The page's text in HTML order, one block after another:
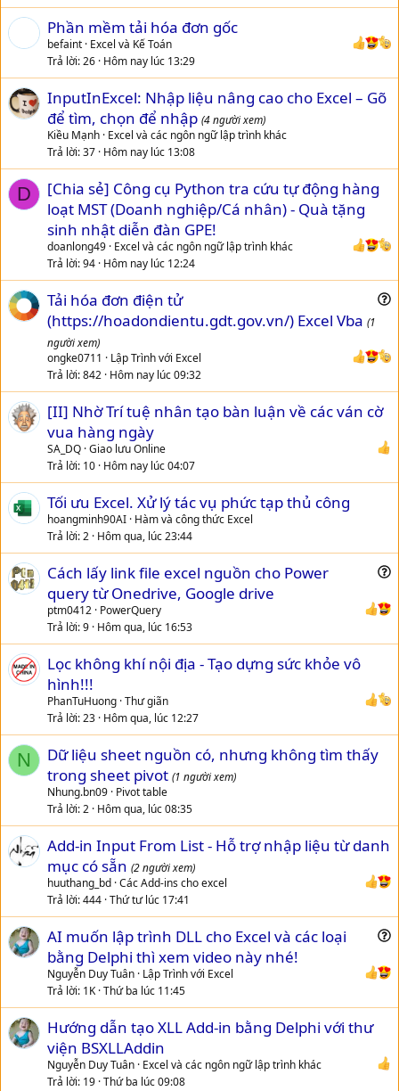
Phần mềm tải hóa đơn gốc
befaint Excel và Kế Toán
Trả lời 26 Hôm nay lúc 13:29
InputInExcel: Nhập liệu nâng cao cho Excel – Gõ
để tìm, chọn để nhập (4 người xem)
Kiều Mạnh Excel và các ngôn ngữ lập trình khác
Trả lời 37 Hôm nay lúc 13:08
D
[Chia sẻ] Công cụ Python tra cứu tự động hàng
loạt MST (Doanh nghiệp/Cá nhân) - Quà tặng
sinh nhật diễn đàn GPE!
doanlong49 Excel và các ngôn ngữ lập trình khác
Trả lời 94 Hôm nay lúc 12:24
s
i
Tải hóa đơn điện tử
(https://hoadondientu.gdt.gov.vn/) Excel Vba (1
người xem)
ongke0711
Lập Trình với Excel
Trả lời 842 Hôm nay lúc 09:32
[II] Nhờ Trí tuệ nhân tạo bàn luận về các ván cờ
vua hàng ngày
SA_DQ Giao lưu Online
Trả lời 10 Hôm nay lúc 04:07
Tối ưu Excel. Xử lý tác vụ phức tạp thủ công
hoangminh90AI Hàm và công thức Excel
Trả lời 2 Hôm qua, lúc 23:44
e
t
n
Cách lấy link file excel nguồn cho Power
query từ Onedrive, Google drive
ptm0412 PowerQuery
Trả lời 9 Hôm qua, lúc 16:53
Lọc không khí nội địa - Tạo dựng sức khỏe vô
hình!!!
PhanTuHuong Thư giãn
Trả lời 23 Hôm qua, lúc 12:27
N
Dữ liệu sheet nguồn có, nhưng không tìm thấy
trong sheet pivot (1 người xem)
Nhung.bn09 Pivot table
Trả lời 2 Hôm qua, lúc 08:35
Add-in Input From List - Hỗ trợ nhập liệu từ danh
mục có sẵn (2 người xem)
huuthang_bd Các Add-ins cho excel
Trả lời 444 Thứ tư lúc 17:41
e
t
AI muốn lập trình DLL cho Excel và các loại
bằng Delphi thì xem video này nhé!
Nguyễn Duy Tuân Lập Trình với Excel
Trả lời 1K Thứ ba lúc 11:45
Hướng dẫn tạo XLL Add-in bằng Delphi với thư
viện BSXLLAddin
Nguyễn Duy Tuân Excel và các ngôn ngữ lập trình khác
Trả lời 19 Thứ ba lúc 09:08